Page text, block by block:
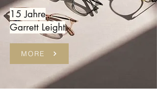
15 Jahre
Garrett Leight
MORE